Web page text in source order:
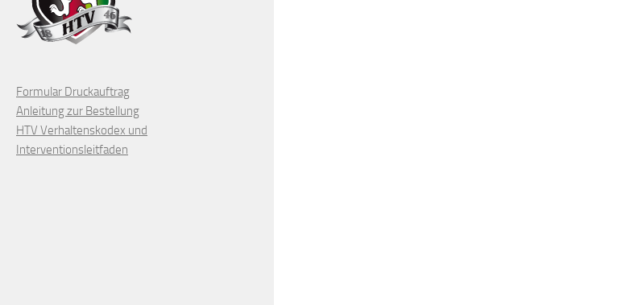
Formular Druckauftrag
Anleitung zur Bestellung
HTV Verhaltenskodex und
Interventionsleitfaden